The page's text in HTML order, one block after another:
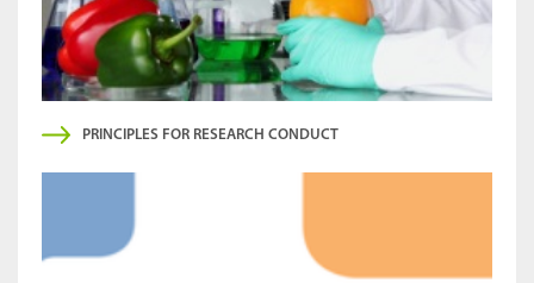
PRINCIPLES FOR RESEARCH CONDUCT